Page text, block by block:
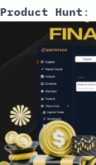
Product Hunt :